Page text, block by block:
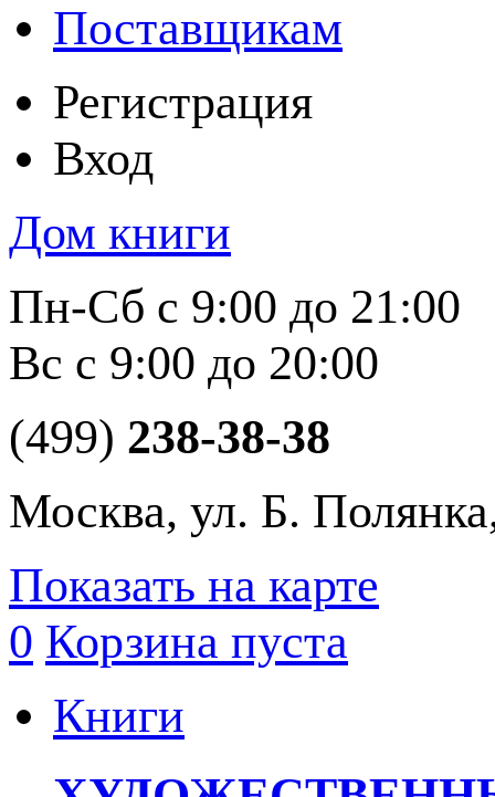
Поставщикам
Регистрация
Вход
Дом книги
Пн-Сб с 9:00 до 21:00
Вс с 9:00 до 20:00
(499) 238-38-38
Москва, ул. Б.
Показать на карте
0 Корзина пуста
Книги